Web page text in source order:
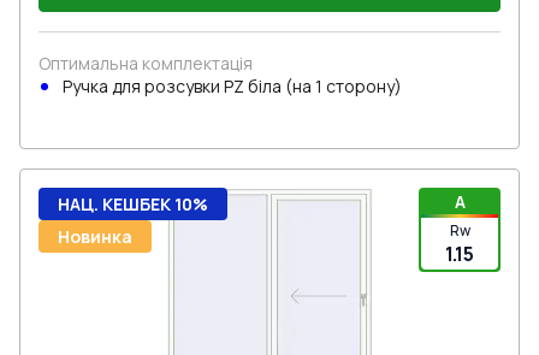
Оптимальна комплектація
Ручкa для розсувки PZ біла (на 1 сторону)
A
Rw
1.15
НАЦ. КЕШБЕК 10%
Новинка